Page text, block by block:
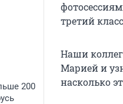
200
третий
Наши
Марией и
насколько